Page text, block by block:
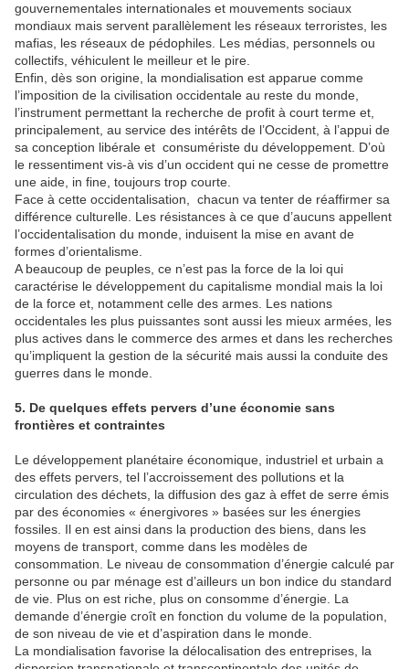
gouvernementales internationales et mouvements sociaux
mondiaux mais servent parallèlement les réseaux terroristes, les
mafias, les réseaux de pédophiles. Les médias, personnels ou
collectifs, véhiculent le meilleur et le pire.
Enfin, dès son origine, la mondialisation est apparue comme
l’imposition de la civilisation occidentale au reste du monde,
l’instrument permettant la recherche de profit à court terme et,
principalement, au service des intérêts de l’Occident, à l’appui de
sa conception libérale et consumériste du développement. D’où
le ressentiment vis-à vis d’un occident qui ne cesse de promettre
une aide, in fine, toujours trop courte.
Face à cette occidentalisation, chacun va tenter de réaffirmer sa
différence culturelle. Les résistances à ce que d’aucuns appellent
l’occidentalisation du monde, induisent la mise en avant de
formes d’orientalisme.
A beaucoup de peuples, ce n’est pas la force de la loi qui
caractérise le développement du capitalisme mondial mais la loi
de la force et, notamment celle des armes. Les nations
occidentales les plus puissantes sont aussi les mieux armées, les
plus actives dans le commerce des armes et dans les recherches
qu’impliquent la gestion de la sécurité mais aussi la conduite des
guerres dans le monde.
5. De quelques effets pervers d’une économie sans
frontières et contraintes
Le développement planétaire économique, industriel et urbain a
des effets pervers, tel l’accroissement des pollutions et la
circulation des déchets, la diffusion des gaz à effet de serre émis
par des économies « énergivores » basées sur les énergies
fossiles. Il en est ainsi dans la production des biens, dans les
moyens de transport, comme dans les modèles de
consommation. Le niveau de consommation d’énergie calculé par
personne ou par ménage est d’ailleurs un bon indice du standard
de vie. Plus on est riche, plus on consomme d’énergie. La
demande d’énergie croît en fonction du volume de la population,
de son niveau de vie et d’aspiration dans le monde.
La mondialisation favorise la délocalisation des entreprises, la